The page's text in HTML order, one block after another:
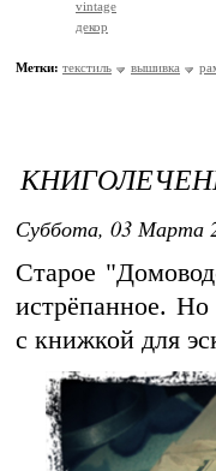
vintage
декор
Метки: текстиль вышивка
Суббота, 03 Марта
Старое
истрёпанное.
с книжкой для